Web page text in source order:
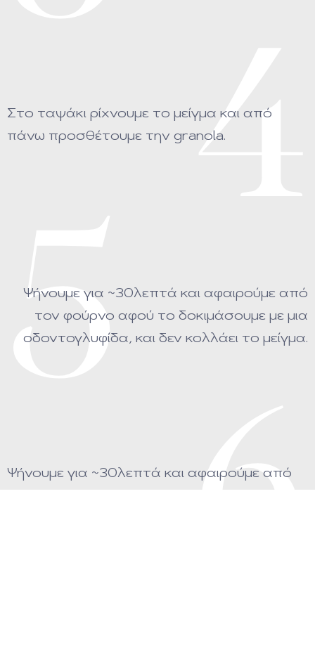
4
Στο ταψάκι ρίχνουμε το μείγμα και από
πάνω προσθέτουμε την granola.
5
Ψήνουμε για ~30λεπτά και αφαιρούμε από
τον φούρνο αφού το δοκιμάσουμε με μια
οδοντογλυφίδα, και δεν κολλάει το μείγμα.
6
Ψήνουμε για ~30λεπτά και αφαιρούμε από